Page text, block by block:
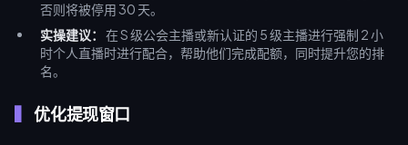
否则将被停用 30 天。
实操建议：
在 S 级公会主播或新认证的 5 级主播进行强制 2 小
时个人直播时进行配合，帮助他们完成配额，同时提升您的排
名。
优化提现窗口